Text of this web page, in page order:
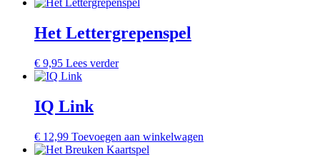
Het Lettergrepenspel
€ 9,95 Lees verder
IQ Link
€ 12,99 Toevoegen aan winkelwagen